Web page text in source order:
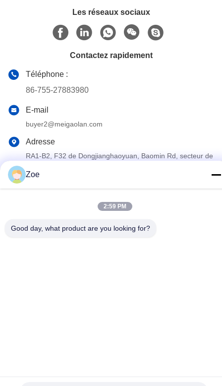
Les réseaux sociaux
Contactez rapidement
Téléphone :
86-755-27883980
E-mail
buyer2@meigaolan.com
Adresse
RA1-B2, F32 de Dongjianghaoyuan, Baomin Rd, secteur de
Chine Bonne qualité Analyseur de spectre de rf Le fournisseur.
Zoe
2:59 PM
Good day, what product are you looking for?